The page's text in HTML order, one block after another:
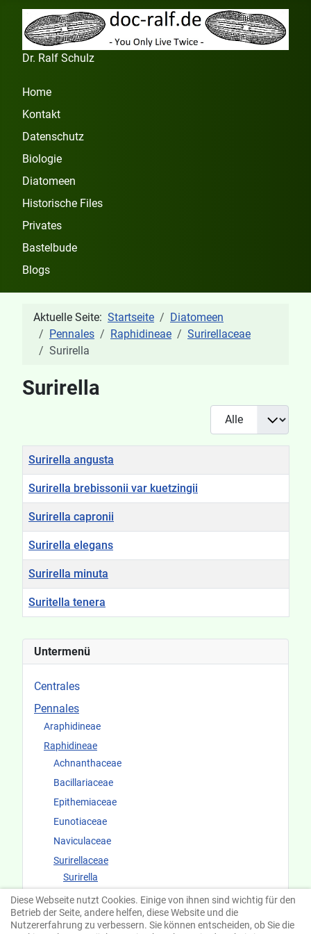
Dr. Ralf Schulz
Home
Kontakt
Datenschutz
Biologie
Diatomeen
Historische Files
Privates
Bastelbude
Blogs
Untermenü
Centrales
Pennales
Araphidineae
Raphidineae
Achnanthaceae
Bacillariaceae
Epithemiaceae
Eunotiaceae
Naviculaceae
Surirellaceae
Surirella
Cymatopleura
Fundorte und Ökologie
Aktuelle Seite: Startseite
Diatomeen
Pennales
Raphidineae
Surirellaceae
Surirella
Surirella
Anzeige #
Titel
Surirella angusta
Surirella brebissonii var kuetzingii
Surirella capronii
Surirella elegans
Surirella minuta
Suritella tenera
Diese Webseite nutzt Cookies. Einige von ihnen sind wichtig für den
Betrieb der Seite, andere helfen, diese Website und die
Nutzererfahrung zu verbessern. Sie können entscheiden, ob Sie die